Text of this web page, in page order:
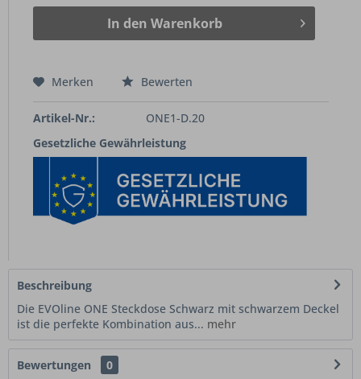
In den Warenkorb
Merken Bewerten
Artikel-Nr.:
ONE1-D.20
Gesetzliche Gewährleistung
Beschreibung
Die EVOline ONE Steckdose Schwarz mit schwarzem Deckel
ist die perfekte Kombination aus... mehr
Bewertungen
0